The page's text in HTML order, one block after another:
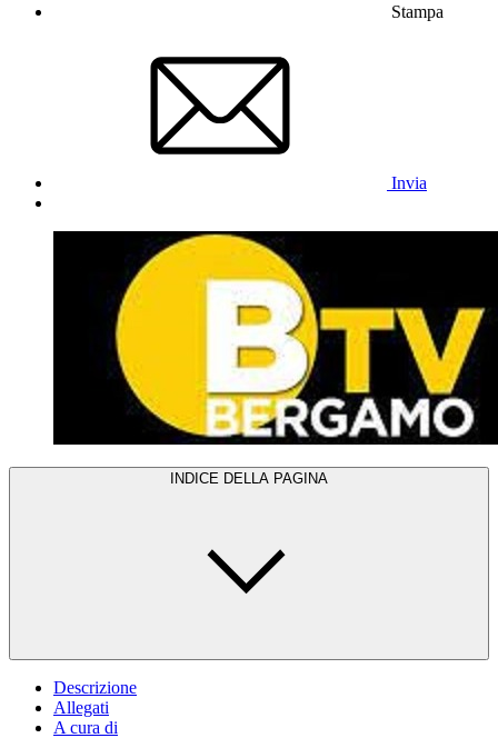
Stampa
Invia
INDICE DELLA PAGINA
Descrizione
Allegati
A cura di